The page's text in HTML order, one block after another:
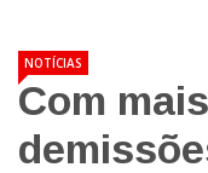
NOTÍCIAS
Com